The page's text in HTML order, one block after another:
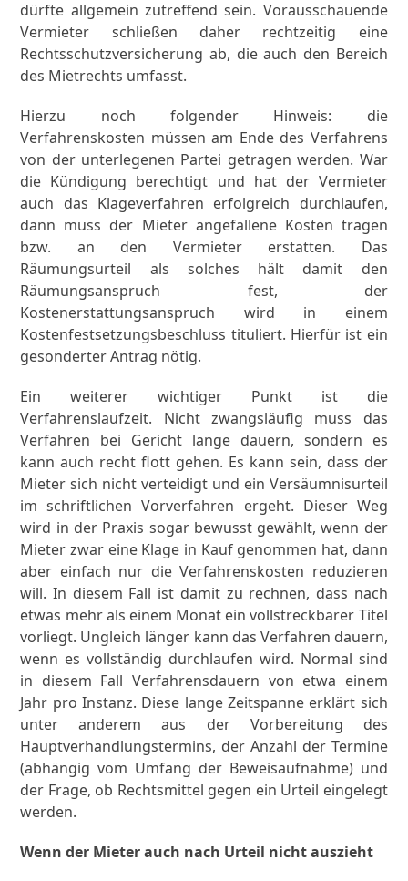
dürfte allgemein zutreffend sein. Vorausschauende
Vermieter schließen daher rechtzeitig eine
Rechtsschutzversicherung ab, die auch den Bereich
des Mietrechts umfasst.
Hierzu noch folgender Hinweis: die
Verfahrenskosten müssen am Ende des Verfahrens
von der unterlegenen Partei getragen werden. War
die Kündigung berechtigt und hat der Vermieter
auch das Klageverfahren erfolgreich durchlaufen,
dann muss der Mieter angefallene Kosten tragen
bzw. an den Vermieter erstatten. Das
Räumungsurteil als solches hält damit den
Räumungsanspruch fest, der
Kostenerstattungsanspruch wird in einem
Kostenfestsetzungsbeschluss tituliert. Hierfür ist ein
gesonderter Antrag nötig.
Ein weiterer wichtiger Punkt ist die
Verfahrenslaufzeit. Nicht zwangsläufig muss das
Verfahren bei Gericht lange dauern, sondern es
kann auch recht flott gehen. Es kann sein, dass der
Mieter sich nicht verteidigt und ein Versäumnisurteil
im schriftlichen Vorverfahren ergeht. Dieser Weg
wird in der Praxis sogar bewusst gewählt, wenn der
Mieter zwar eine Klage in Kauf genommen hat, dann
aber einfach nur die Verfahrenskosten reduzieren
will. In diesem Fall ist damit zu rechnen, dass nach
etwas mehr als einem Monat ein vollstreckbarer Titel
vorliegt. Ungleich länger kann das Verfahren dauern,
wenn es vollständig durchlaufen wird. Normal sind
in diesem Fall Verfahrensdauern von etwa einem
Jahr pro Instanz. Diese lange Zeitspanne erklärt sich
unter anderem aus der Vorbereitung des
Hauptverhandlungstermins, der Anzahl der Termine
(abhängig vom Umfang der Beweisaufnahme) und
der Frage, ob Rechtsmittel gegen ein Urteil eingelegt
werden.
Wenn der Mieter auch nach Urteil nicht auszieht